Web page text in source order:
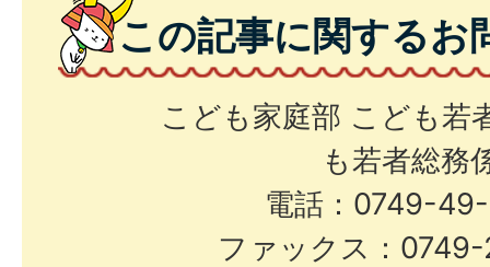
この記事に関するお
こども家庭部 こども若
も若者総務
電話：0749-
ファックス：